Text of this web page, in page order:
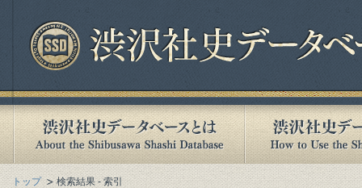
トップ 検索結果 - 索引